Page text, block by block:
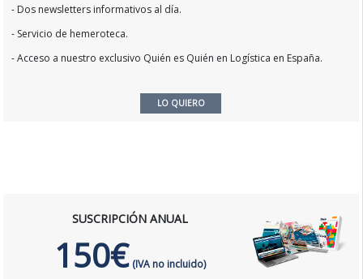
SUSCRIPCIÓN ANUAL
150€ (IVA no incluido)
- Dos newsletters informativos al día.
- Servicio de hemeroteca.
- Acceso a nuestro exclusivo Quién es Quién en Logística en España.
LO QUIERO